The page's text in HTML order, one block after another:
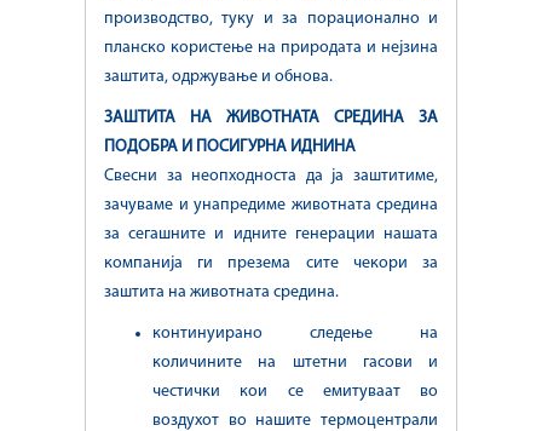
производство, туку и за порационално и
планско користење на природата и нејзина
заштита, одржување и обнова.
ЗАШТИТА НА ЖИВОТНАТА СРЕДИНА ЗА
ПОДОБРА И ПОСИГУРНА ИДНИНА
Свесни за неопходноста да ја заштитиме,
зачуваме и унапредиме животната средина
за сегашните и идните генерации нашата
компанија ги презема сите чекори за
заштита на животната средина.
континуирано следење на
количините на штетни гасови и
честички кои се емитуваат во
воздухот во нашите термоцентрали